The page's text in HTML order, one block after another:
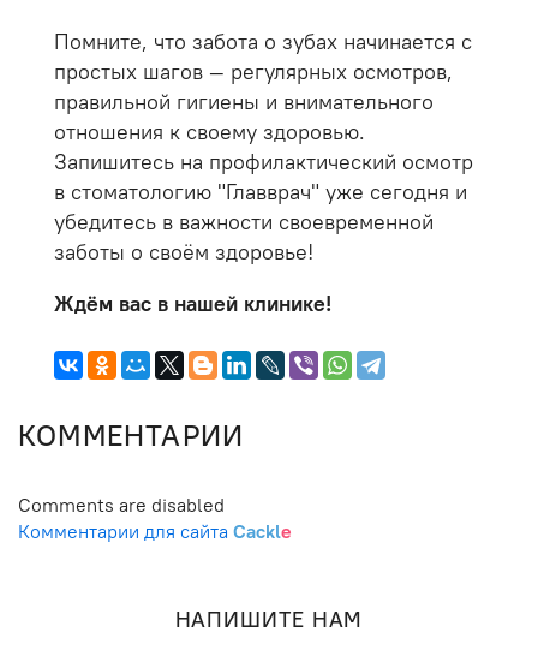
Помните, что забота о зубах начинается с
простых шагов — регулярных осмотров,
правильной гигиены и внимательного
отношения к своему здоровью.
Запишитесь на профилактический осмотр
в стоматологию "Главврач" уже сегодня и
убедитесь в важности своевременной
заботы о своём здоровье!
Ждём вас в нашей клинике!
КОММЕНТАРИИ
Comments are disabled
Комментарии для сайта Cackle
НАПИШИТЕ НАМ